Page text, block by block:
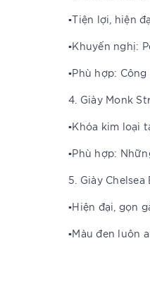
▪️Tiện lợi, hiện
▪️Khuyến nghị:
▪️Phù hợp:
4. Giày Monk
▪️Khóa kim loại
▪️Phù hợp:
5. Giày Chelsea
▪️Hiện đại, gọn
▪️Màu đen luôn